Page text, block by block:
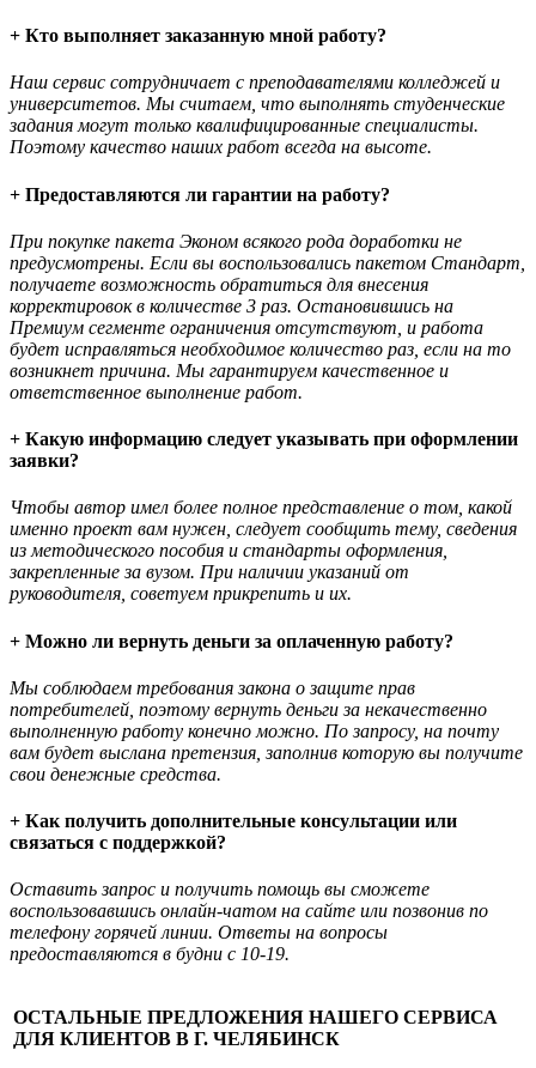
+ Кто выполняет заказанную мной работу?
Наш сервис сотрудничает с преподавателями колледжей и
университетов. Мы считаем, что выполнять студенческие
задания могут только квалифицированные специалисты.
Поэтому качество наших работ всегда на высоте.
+ Предоставляются ли гарантии на работу?
При покупке пакета Эконом всякого рода доработки не
предусмотрены. Если вы воспользовались пакетом Стандарт,
получаете возможность обратиться для внесения
корректировок в количестве 3 раз. Остановившись на
Премиум сегменте ограничения отсутствуют, и работа
будет исправляться необходимое количество раз, если на то
возникнет причина. Мы гарантируем качественное и
ответственное выполнение работ.
+ Какую информацию следует указывать при оформлении
заявки?
Чтобы автор имел более полное представление о том, какой
именно проект вам нужен, следует сообщить тему, сведения
из методического пособия и стандарты оформления,
закрепленные за вузом. При наличии указаний от
руководителя, советуем прикрепить и их.
+ Можно ли вернуть деньги за оплаченную работу?
Мы соблюдаем требования закона о защите прав
потребителей, поэтому вернуть деньги за некачественно
выполненную работу конечно можно. По запросу, на почту
вам будет выслана претензия, заполнив которую вы получите
свои денежные средства.
+ Как получить дополнительные консультации или
связаться с поддержкой?
Оставить запрос и получить помощь вы сможете
воспользовавшись онлайн-чатом на сайте или позвонив по
телефону горячей линии. Ответы на вопросы
предоставляются в будни с 10-19.
ОСТАЛЬНЫЕ ПРЕДЛОЖЕНИЯ НАШЕГО СЕРВИСА
ДЛЯ КЛИЕНТОВ В Г. ЧЕЛЯБИНСК